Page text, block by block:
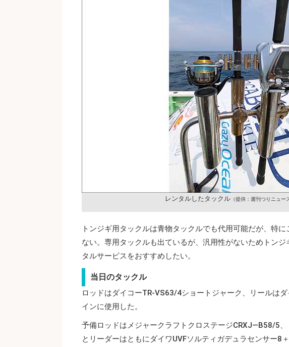
レンタルしたタックル （提供：週刊つりニュー
トンジギ用タックルは青物タックルでも代用可能だが、特
ない。専用タックルも出ているが、汎用性がないためトン
タルサービスをおすすめしたい。
当日のタックル
ロッドはダイコーTR‐VS63/4ショートジャーク、リールは
インに使用した。
予備ロッドはメジャークラフトクロステージCRXJ―B58/5
とリーダーはともにダイワUVFソルティガデュラセンサー8